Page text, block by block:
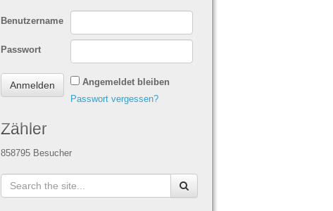
Benutzername
Passwort
Angemeldet bleiben
Passwort vergessen?
Zähler
858795 Besucher